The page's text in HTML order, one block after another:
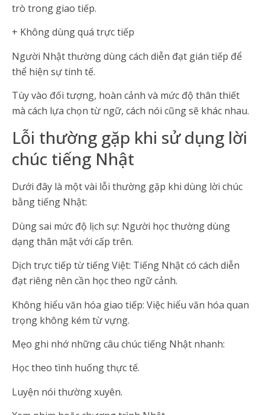
trò trong giao tiếp.
+ Không dùng quá trực tiếp
Người Nhật thường dùng cách diễn đạt gián tiếp để
thể hiện sự tinh tế.
Tùy vào đối tượng, hoàn cảnh và mức độ thân thiết
mà cách lựa chọn từ ngữ, cách nói cũng sẽ khác nhau.
Lỗi thường gặp khi sử dụng lời
chúc tiếng Nhật
Dưới đây là một vài lỗi thường gặp khi dùng lời chúc
bằng tiếng Nhật:
Dùng sai mức độ lịch sự: Người học thường dùng
dạng thân mật với cấp trên.
Dịch trực tiếp từ tiếng Việt: Tiếng Nhật có cách diễn
đạt riêng nên cần học theo ngữ cảnh.
Không hiểu văn hóa giao tiếp: Việc hiểu văn hóa quan
trọng không kém từ vựng.
Mẹo ghi nhớ những câu chúc tiếng Nhật nhanh:
Học theo tình huống thực tế.
Luyện nói thường xuyên.